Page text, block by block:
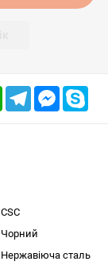
WhatsAppTelegramMessenger
CSC
Чорний
Нержавіюча сталь